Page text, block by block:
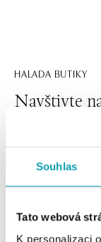
Souhlas
Tato webová
K personalizaci
HALADA BUTIKY
Navštivte